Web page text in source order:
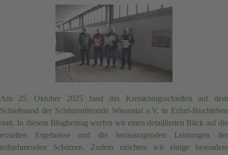
Am 25. Oktober 2025 fand das Kreiskönigsschießen auf dem
Schießstand der Schützenfreunde Wiesental e.V. in Erfurt-Bischleben
statt. In diesem Blogbeitrag werfen wir einen detaillierten Blick auf die
erzielten Ergebnisse und die herausragenden Leistungen der
teilnehmenden Schützen. Zudem möchten wir einige besondere